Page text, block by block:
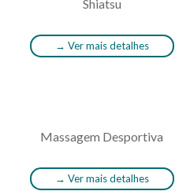
Shiatsu
→ Ver mais detalhes
Massagem Desportiva
→ Ver mais detalhes